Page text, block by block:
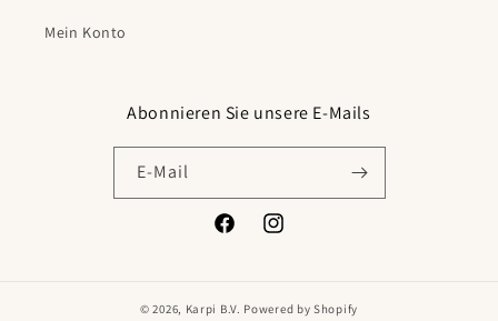
Mein Konto
Abonnieren Sie unsere E-Mails
E-Mail
FacebookInstagram
© 2026, Karpi B.V. Powered by Shopify